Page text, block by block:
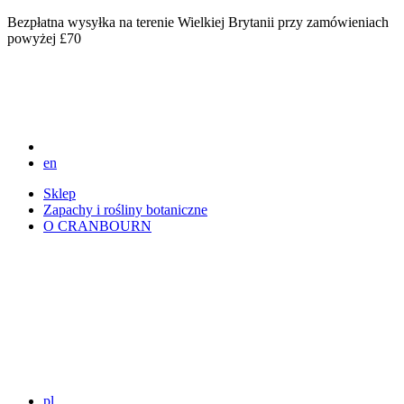
Bezpłatna wysyłka na terenie Wielkiej Brytanii przy zamówieniach
powyżej £70
en
Sklep
Zapachy i rośliny botaniczne
O CRANBOURN
pl